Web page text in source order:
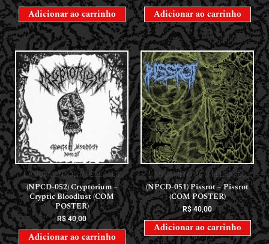
Adicionar ao carrinho Adicionar ao carrinho
LANÇAMENTOS // RELEASES
(NPCD-052) Cryptorium –
Cryptic Bloodlust (COM
POSTER)
R$40,00
Adicionar ao carrinho
LANÇAMENTOS // RELEASES
(NPCD-051) Pissrot – Pissrot
(COM POSTER)
R$40,00
Adicionar ao carrinho